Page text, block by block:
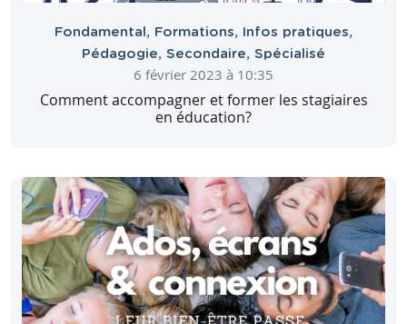
Fondamental, Formations, Infos pratiques,
Pédagogie, Secondaire, Spécialisé
6 février 2023 à 10:35
Comment accompagner et former les stagiaires
en éducation?